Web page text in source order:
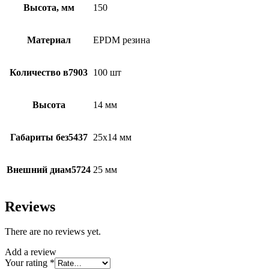
Высота, мм 150
Материал EPDM резина
Количество в7903 100 шт
Высота 14 мм
Габариты без5437 25х14 мм
Внешний диам5724 25 мм
Reviews
There are no reviews yet.
Add a review
Your rating *